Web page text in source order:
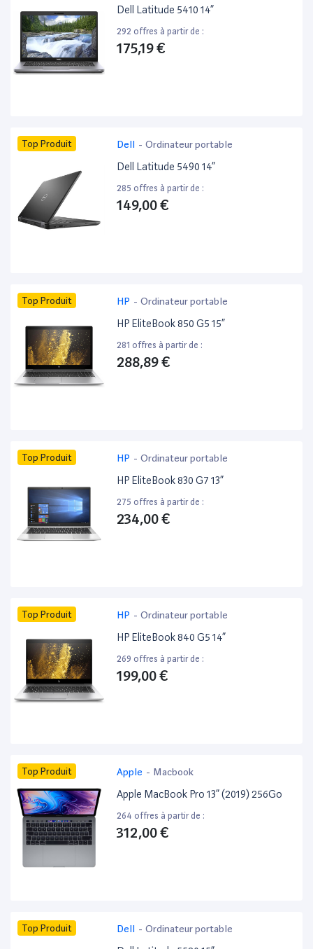
Dell Latitude 5410 14”
292 offres à partir de :
175,19 €
Top Produit Dell - Ordinateur portable
Dell Latitude 5490 14”
285 offres à partir de :
149,00 €
Top Produit HP - Ordinateur portable
HP EliteBook 850 G5 15”
281 offres à partir de :
288,89 €
Top Produit HP - Ordinateur portable
HP EliteBook 830 G7 13”
275 offres à partir de :
234,00 €
Top Produit HP - Ordinateur portable
HP EliteBook 840 G5 14”
269 offres à partir de :
199,00 €
Top Produit Apple - Macbook
Apple MacBook Pro 13” (2019) 256Go
264 offres à partir de :
312,00 €
Top Produit Dell - Ordinateur portable